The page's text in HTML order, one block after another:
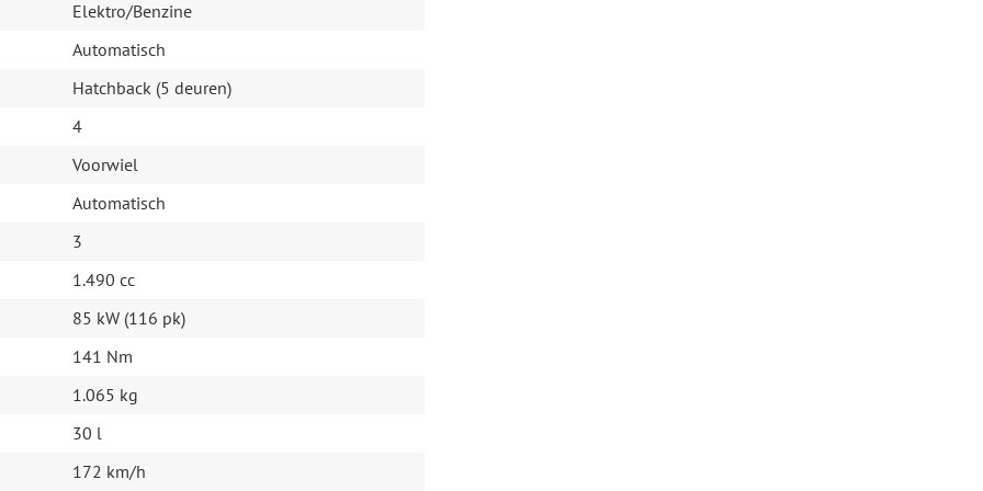
Elektro/Benzine
Automatisch
Hatchback (5 deuren)
4
Voorwiel
Automatisch
3
1.490 cc
85 kW (116 pk)
141 Nm
1.065 kg
30 l
172 km/h